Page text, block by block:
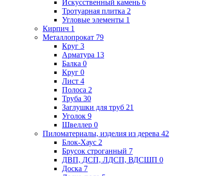
Искусственный камень 6
Тротуарная плитка 2
Угловые элементы 1
Кирпич 1
Металлопрокат 79
Круг 3
Арматура 13
Балка 0
Круг 0
Лист 4
Полоса 2
Труба 30
Заглушки для труб 21
Уголок 9
Швеллер 0
Пиломатериалы, изделия из дерева 42
Блок-Хаус 2
Брусок строганный 7
ДВП, ДСП, ЛДСП, ВДСШП 0
Доска 7